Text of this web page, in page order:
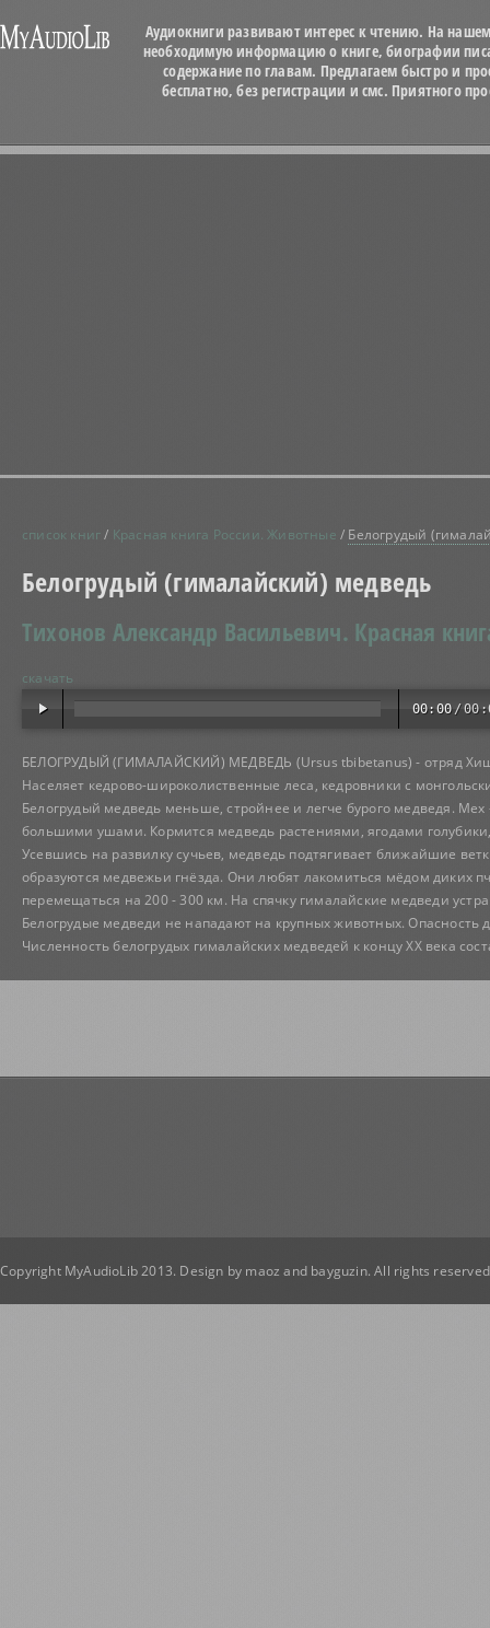
Аудиокниги развивают интерес к чтению. На
необходимую информацию о книге, биографии
содержание по главам. Предлагаем быстро и
бесплатно, без регистрации и смс. Приятного
список книг/ Красная книга России. Животные / Белогрудый
Белогрудый (гималайский) медведь
Тихонов Александр Васильевич. Красная
скачать
00:00 /
БЕЛОГРУДЫЙ (ГИМАЛАЙСКИЙ) МЕДВЕДЬ (Ursus tbibetanus) - отряд
Населяет кедрово-широколиственные леса, кедровники с
Белогрудый медведь меньше, стройнее и легче бурого медведя.
большими ушами. Кормится медведь растениями, ягодами
Усевшись на развилку сучьев, медведь подтягивает ближайшие
образуются медвежьи гнёзда. Они любят лакомиться мёдом диких
перемещаться на 200 - 300 км. На спячку гималайские медведи
Белогрудые медведи не нападают на крупных животных.
Численность белогрудых гималайских медведей к концу ХХ века
Copyright MyAudioLib 2013. Design by maoz and bayguzin. All rights